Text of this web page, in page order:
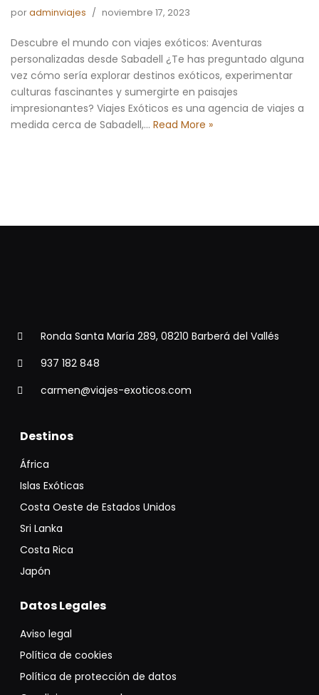
poradminviajes noviembre 17, 2023
Descubre el mundo con viajes exóticos: Aventuras
personalizadas desde Sabadell ¿Te has preguntado alguna
vez cómo sería explorar destinos exóticos, experimentar
culturas fascinantes y sumergirte en paisajes
impresionantes? Viajes Exóticos es una agencia de viajes a
medida cerca de Sabadell,… Read More »
Ronda Santa María 289, 08210 Barberá del Vallés
937 182 848
carmen@viajes-exoticos.com
Destinos
África
Islas Exóticas
Costa Oeste de Estados Unidos
Sri Lanka
Costa Rica
Japón
Datos Legales
Aviso legal
Política de cookies
Política de protección de datos